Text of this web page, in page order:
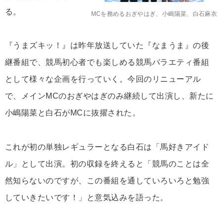
MCを務めるおぎやはぎ、小嶋陽菜、白石麻衣
る。
『うまズキッ！』は昨年放送していた『なまうま』の後
継番組で、競馬初心者でも楽しめる競馬バラエティ番組
として様々な企画を行っていく。今回のリニューアル
で、メインMCのおぎやはぎのみ継続して出演し、新たに
小嶋陽菜と白石がMCに抜擢された。
これが初の単独レギュラーとなる白石は「馬好きアイド
ル」として出演。初の収録を終えると「競馬のことは全
然知らないのですが、この番組を通していろいろと勉強
していきたいです！」と意気込みを語った。